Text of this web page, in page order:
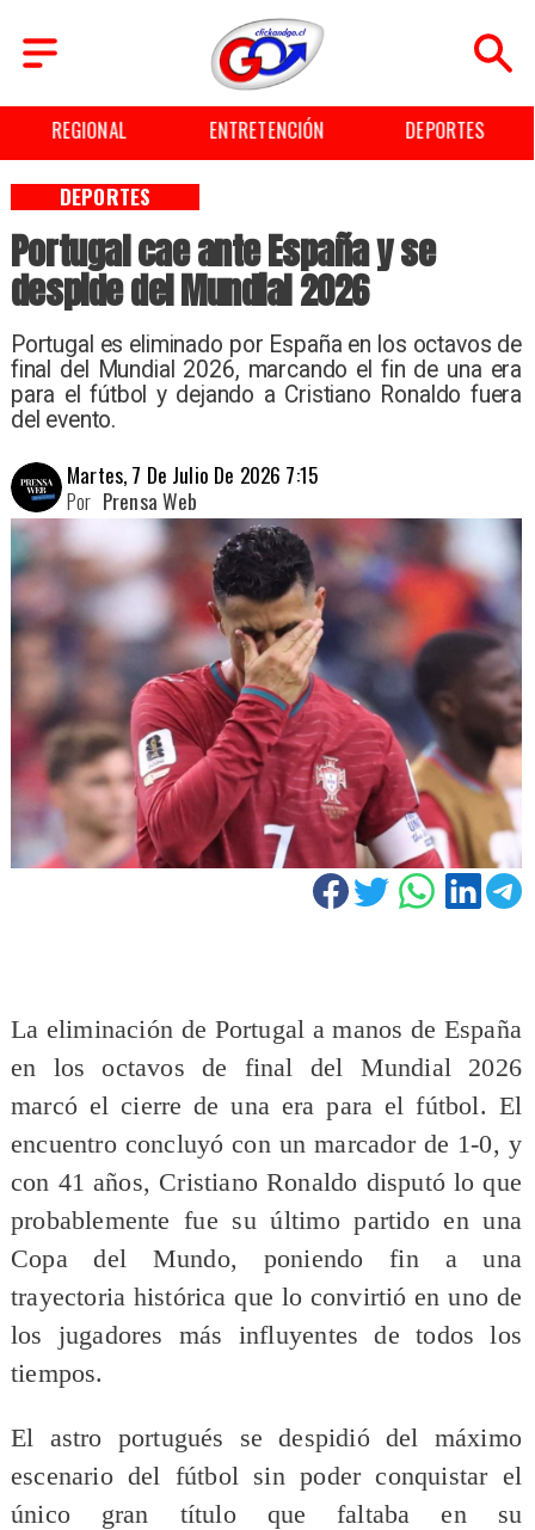
REGIONAL ENTRETENCIÓN DEPORTES
Portugal cae ante España y se
despide del Mundial 2026
Portugal es eliminado por España en los octavos de
final del Mundial 2026, marcando el fin de una era
para el fútbol y dejando a Cristiano Ronaldo fuera
del evento.
DEPORTES
Martes, 7 De Julio De 2026 7:15
Prensa Web
Por
La eliminación de Portugal a manos de España
en los octavos de final del Mundial 2026
marcó el cierre de una era para el fútbol. El
encuentro concluyó con un marcador de 1-0, y
con 41 años, Cristiano Ronaldo disputó lo que
probablemente fue su último partido en una
Copa del Mundo, poniendo fin a una
trayectoria histórica que lo convirtió en uno de
los jugadores más influyentes de todos los
tiempos.
El astro portugués se despidió del máximo
escenario del fútbol sin poder conquistar el
único gran título que faltaba en su